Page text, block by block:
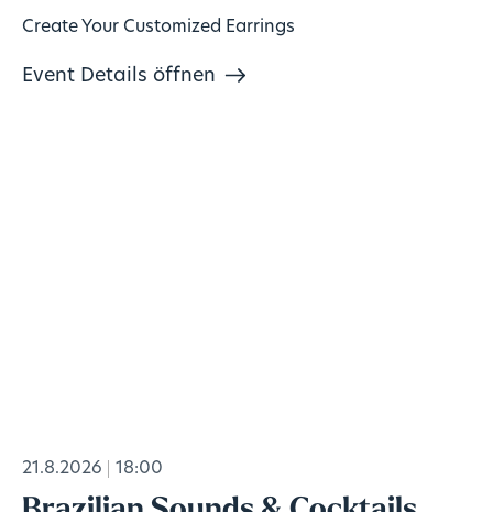
Create Your Customized Earrings
Event Details öffnen
21.8.2026 18:00